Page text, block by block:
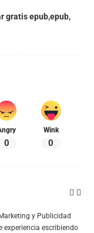
gratis epubepub
0
Wink
0
y Publicidad
experiencia escribiendo